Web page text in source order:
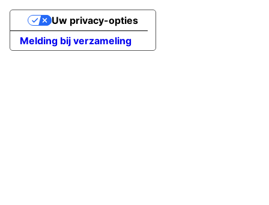
Melding bij verzameling
Uw privacy-opties